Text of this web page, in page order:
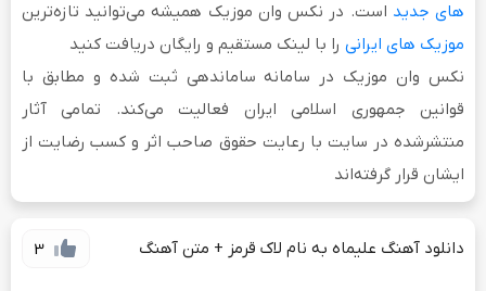
های جدید است. در نکس وان موزیک همیشه می‌توانید تازه‌ترین
موزیک های ایرانی را با لینک مستقیم و رایگان دریافت کنید
نکس وان موزیک در سامانه ساماندهی ثبت شده و مطابق با
قوانین جمهوری اسلامی ایران فعالیت می‌کند. تمامی آثار
منتشرشده در سایت با رعایت حقوق صاحب اثر و کسب رضایت از
ایشان قرار گرفته‌اند
3 دانلود آهنگ علیماه به نام لاک قرمز + متن آهنگ